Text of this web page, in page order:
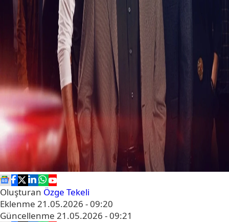
Oluşturan Özge Tekeli
Eklenme 21.05.2026 - 09:20
Güncellenme 21.05.2026 - 09:21